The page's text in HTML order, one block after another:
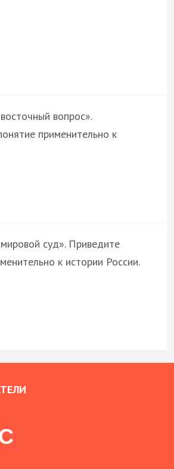
вопрос».
применительно к
суд». Приведите
к истории России.